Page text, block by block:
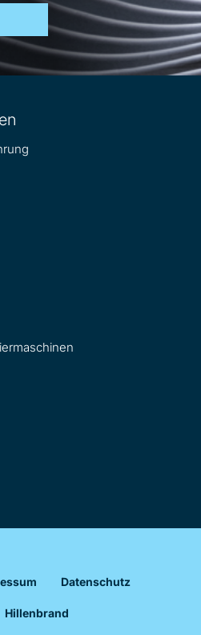
Datenschutz
Hillenbrand